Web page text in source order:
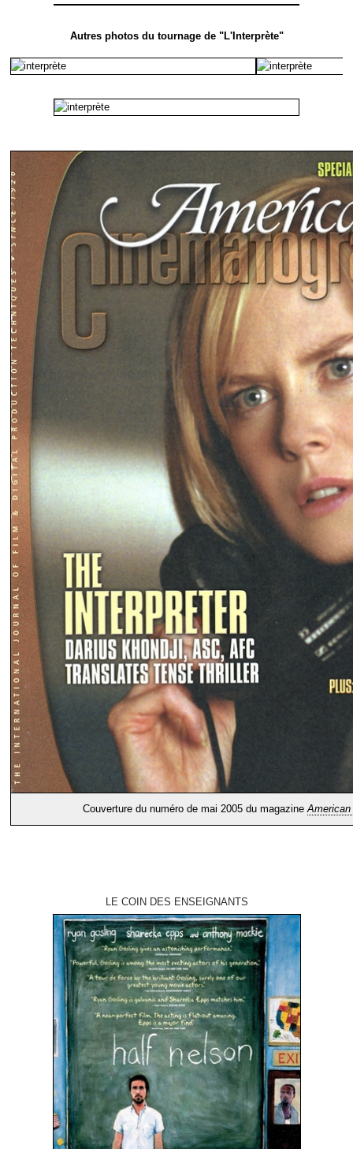
Autres photos du tournage de "L'Interprète"
Couverture du numéro de mai 2005 du magazineAmerican
LE COIN DES ENSEIGNANTS